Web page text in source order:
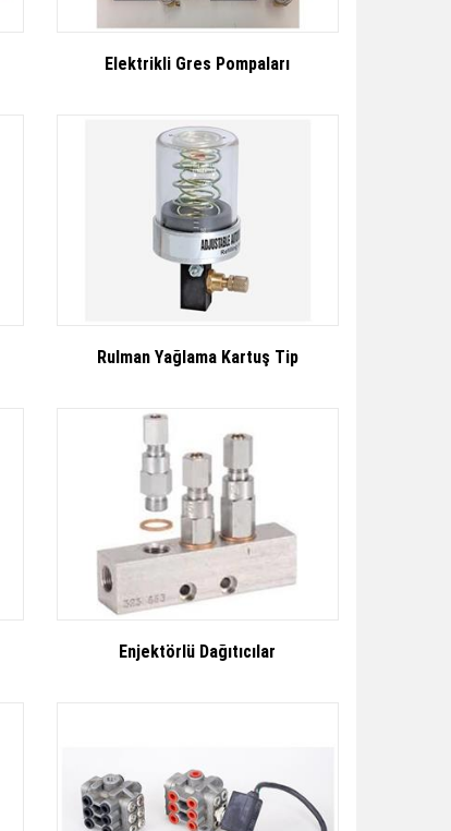
Elektrikli Gres Pompaları
Rulman Yağlama Kartuş Tip
Enjektörlü Dağıtıcılar